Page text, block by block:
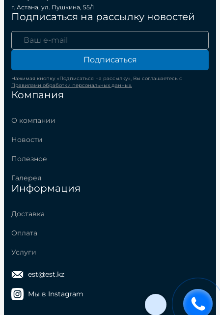
Компания
О компании
Новости
Полезное
Галерея
Информация
Доставка
Оплата
Услуги
г. Астана, ул. Пушкина, 55/1
Подписаться на рассылку новостей
Подписаться
Нажимая кнопку «Подписаться на рассылку», Вы соглашаетесь с
Правилами обработки персональных данных.
est@est.kz
Мы в Instagram